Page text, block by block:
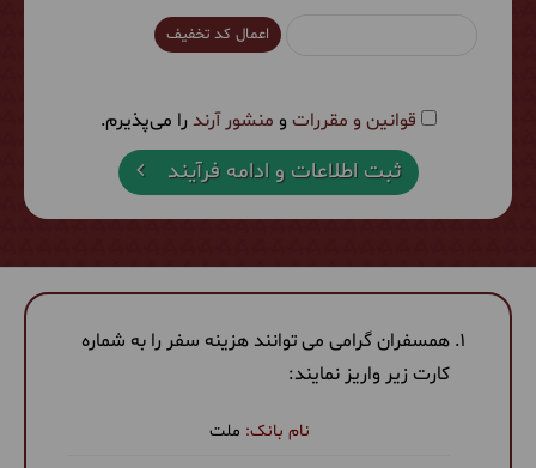
اعمال کد تخفیف
قوانین و مقررات و منشور آرند را می‌پذیرم.
ثبت اطلاعات و ادامه فرآیند
همسفران گرامی می توانند هزینه سفر را به شماره
کارت زیر واریز نمایند:
ملت